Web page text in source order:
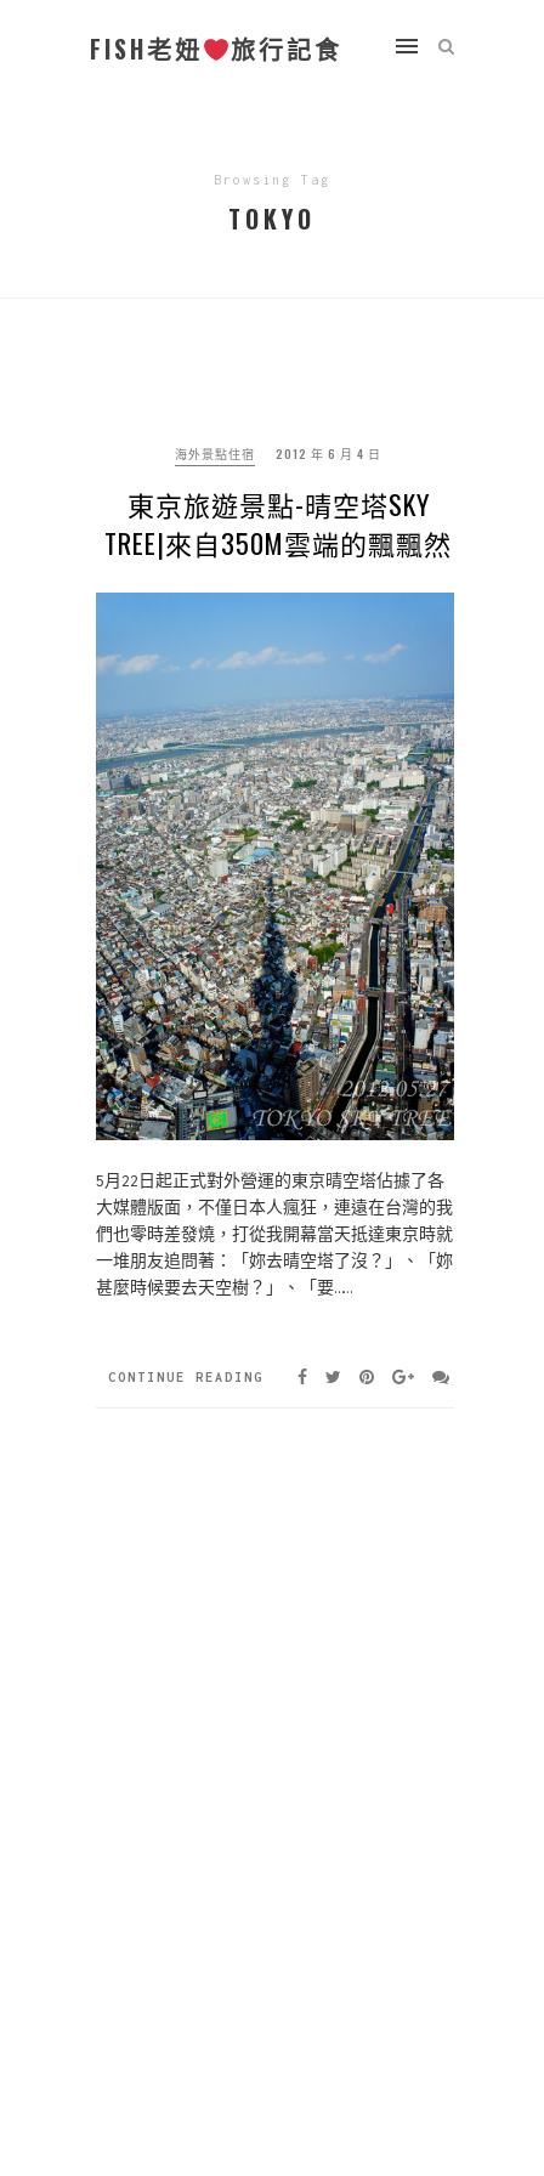
FISH老妞 旅行記食
Browsing Tag
TOKYO
海外景點住宿 2012 年 6 月 4 日
東京旅遊景點-晴空塔SKY
TREE|來自350M雲端的飄飄然
5月22日起正式對外營運的東京晴空塔佔據了各
大媒體版面，不僅日本人瘋狂，連遠在台灣的我
們也零時差發燒，打從我開幕當天抵達東京時就
一堆朋友追問著：「妳去晴空塔了沒？」、「妳
甚麼時候要去天空樹？」、「要……
CONTINUE READING